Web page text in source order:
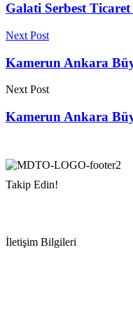
Galati Serbest Ticaret
Next Post
Kamerun Ankara
Next Post
Kamerun Ankara
Takip Edin!
İletişim Bilgileri